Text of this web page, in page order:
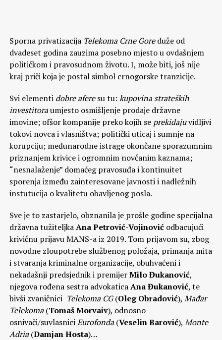
Sporna privatizacija Telekoma Crne Goreduže od
dvadeset godina zauzima posebno mjesto u ovdašnjem
političkom i pravosudnom životu. I, može biti, još nije
kraj priči koja je postal simbol crnogorske tranzicije.
Svi elementi dobre aferesu tu: kupovina strateških
investitoraumjesto osmišljenje prodaje državne
imovine; ofšor kompanije preko kojih se prekidajuvidljivi
tokovi novca i vlasništva; politički uticaj i sumnje na
korupciju; međunarodne istrage okončane sporazumnim
priznanjem krivice i ogromnim novčanim kaznama;
“nesnalaženje” domaćeg pravosuđa i kontinuitet
sporenja između zainteresovane javnosti i nadležnih
instutucija o kvalitetu obavljenog posla.
Sve je to zastarjelo, obznanila je prošle godine specijalna
državna tužiteljkaAna Petrović-Vojinovićodbacujući
krivičnu prijavu MANS-a iz 2019. Tom prijavom su, zbog
novodne zloupotrebe službenog položaja, primanja mita
i stvaranja kriminalne organizacije, obuhvaćeni i
nekadašnji predsjednik i premijerMilo Đukanović,
njegova rođena sestra advokaticaAna Đukanović, te
bivši zvaničnici Telekoma CG(Oleg Obradović), Mađar
Telekoma(Tomaš Morvaiv), odnosno
osnivači/suvlasniciEurofonda(Veselin Barović), Monte
Adria(Damjan Hosta)…